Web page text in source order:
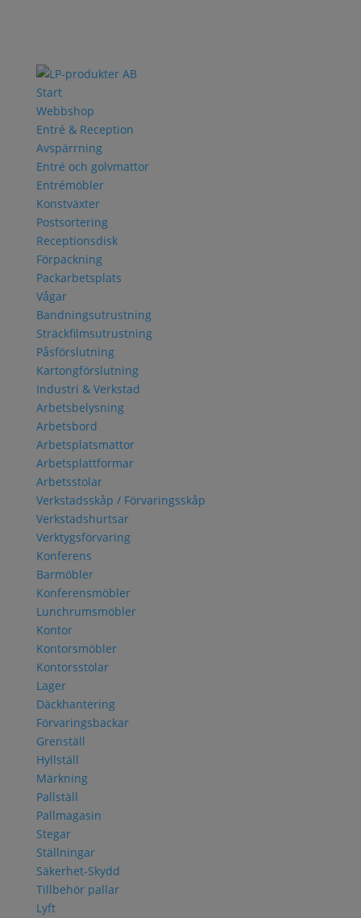
Start
Webbshop
Entré & Reception
Avspärrning
Entré och golvmattor
Entrémöbler
Konstväxter
Postsortering
Receptionsdisk
Förpackning
Packarbetsplats
Vågar
Bandningsutrustning
Sträckfilmsutrustning
Påsförslutning
Kartongförslutning
Industri & Verkstad
Arbetsbelysning
Arbetsbord
Arbetsplatsmattor
Arbetsplattformar
Arbetsstolar
Verkstadsskåp / Förvaringsskåp
Verkstadshurtsar
Verktygsförvaring
Konferens
Barmöbler
Konferensmöbler
Lunchrumsmöbler
Kontor
Kontorsmöbler
Kontorsstolar
Lager
Däckhantering
Förvaringsbackar
Grenställ
Hyllställ
Märkning
Pallställ
Pallmagasin
Stegar
Ställningar
Säkerhet-Skydd
Tillbehör pallar
Lyft